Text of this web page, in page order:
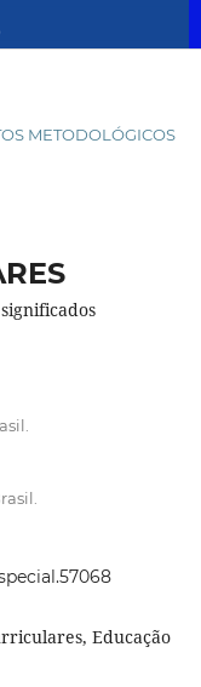
METODOLÓGICOS
Educação